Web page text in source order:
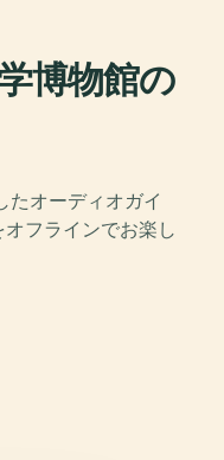
博物館の
たオーディオガイ
フラインでお楽し